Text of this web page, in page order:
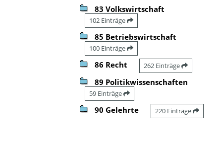
83 Volkswirtschaft
102 Einträge
85 Betriebswirtschaft
100 Einträge
86 Recht 262 Einträge
89 Politikwissenschaften
59 Einträge
90 Gelehrte 220 Einträge